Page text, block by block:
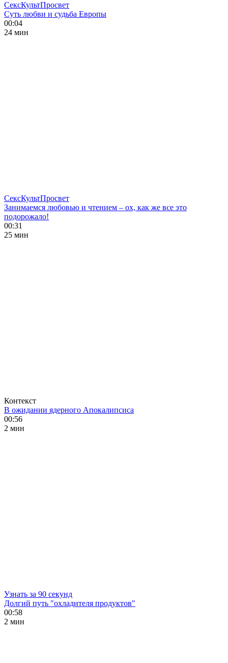
СексКультПросвет
Суть любви и судьба Европы
00:04
24 мин
СексКультПросвет
Занимаемся любовью и чтением – ох, как же все это
подорожало!
00:31
25 мин
Контекст
В ожидании ядерного Апокалипсиса
00:56
2 мин
Узнать за 90 секунд
Долгий путь "охладителя продуктов"
00:58
2 мин